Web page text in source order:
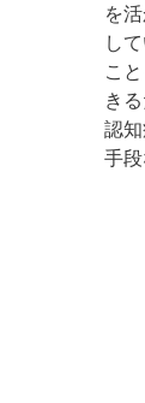
を
し
こ
き
認
手